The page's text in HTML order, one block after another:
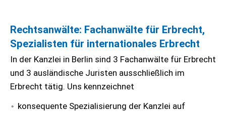
Rechtsanwälte: Fachanwälte für Erbrecht,
Spezialisten für internationales Erbrecht
In der Kanzlei in Berlin sind 3 Fachanwälte für Erbrecht
und 3 ausländische Juristen ausschließlich im
Erbrecht tätig. Uns kennzeichnet
konsequente Spezialisierung der Kanzlei auf